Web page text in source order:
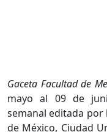
Gaceta Facultad de
mayo al 09 de
semanal editada por
de México, Ciudad